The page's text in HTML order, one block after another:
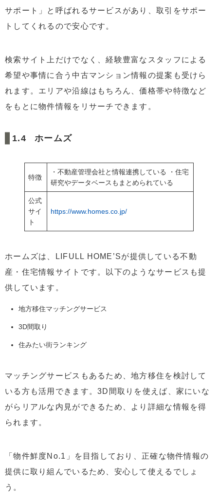
サポート」と呼ばれるサービスがあり、取引をサポー
トしてくれるので安心です。
検索サイト上だけでなく、経験豊富なスタッフによる
希望や事情に合う中古マンション情報の提案も受けら
れます。エリアや沿線はもちろん、価格帯や特徴など
をもとに物件情報をリサーチできます。
ホームズ
特徴
・不動産管理会社と情報連携している ・住宅
研究やデータベースもまとめられている
公式
サイ
ト
https://www.homes.co.jp/
ホームズは、LIFULL HOME’Sが提供している不動
産・住宅情報サイトです。以下のようなサービスも提
供しています。
地方移住マッチングサービス
3D間取り
住みたい街ランキング
マッチングサービスもあるため、地方移住を検討して
いる方も活用できます。3D間取りを使えば、家にいな
がらリアルな内見ができるため、より詳細な情報を得
られます。
「物件鮮度No.1」を目指しており、正確な物件情報の
提供に取り組んでいるため、安心して使えるでしょ
う。